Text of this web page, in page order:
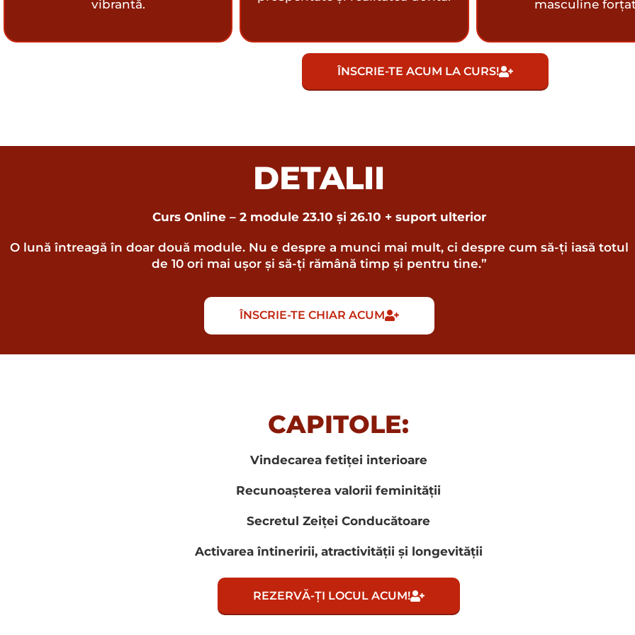
vibrantă. masculine
ÎNSCRIE-TE ACUM LA CURS!
DETALII
Curs Online – 2 module 23.10 și 26.10 + suport ulterior
O lună întreagă în doar două module. Nu e despre a munci mai mult, ci despre cum să-ți iasă totul
de 10 ori mai ușor și să-ți rămână timp și pentru tine.”
ÎNSCRIE-TE CHIAR ACUM
CAPITOLE:
Vindecarea fetiței interioare
Recunoașterea valorii feminității
Secretul Zeiței Conducătoare
Activarea întineririi, atractivității și longevității
REZERVĂ-ȚI LOCUL ACUM!